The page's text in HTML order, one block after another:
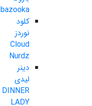
bazooka
کلود
نوردز
Cloud
Nurdz
دینر
لیدی
DINNER
LADY